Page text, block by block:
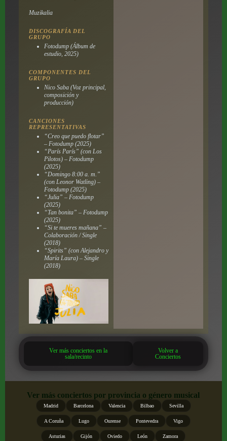
Muzikalia
DISCOGRAFÍA DEL
GRUPO
Fotodump(Álbum de
estudio, 2025)
COMPONENTES DEL
GRUPO
Nico Saba (Voz principal,
composición y
producción)
CANCIONES
REPRESENTATIVAS
“Creo que puedo flotar”
– Fotodump(2025)
“París París” (con Los
Pilotos) – Fotodump
(2025)
“Domingo 8:00 a. m.”
(con Leonor Watling) –
Fotodump(2025)
“Julia” – Fotodump
(2025)
“Tan bonita” – Fotodump
(2025)
“Si te mueres mañana” –
Colaboración / Single
(2018)
“Spirits” (con Alejandro y
María Laura) – Single
(2018)
Ver más conciertos en la
sala/recinto
Volver a
Conciertos
Ver más conciertos por provincia o género musical
Madrid Barcelona Valencia Bilbao Sevilla
A Coruña Lugo Ourense Pontevedra Vigo
Asturias Gijón Oviedo León Zamora